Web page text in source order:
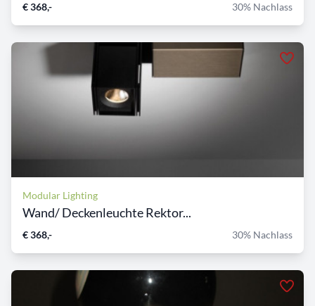
€ 368,- 30% Nachlass
Modular Lighting
Wand/ Deckenleuchte Rektor...
€ 368,- 30% Nachlass